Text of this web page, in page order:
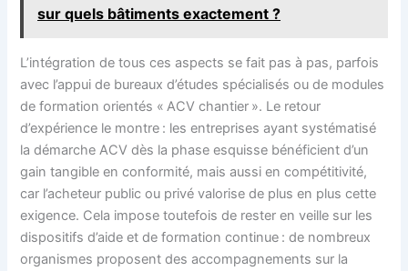
sur quels bâtiments exactement ?
L’intégration de tous ces aspects se fait pas à pas, parfois
avec l’appui de bureaux d’études spécialisés ou de modules
de formation orientés « ACV chantier ». Le retour
d’expérience le montre : les entreprises ayant systématisé
la démarche ACV dès la phase esquisse bénéficient d’un
gain tangible en conformité, mais aussi en compétitivité,
car l’acheteur public ou privé valorise de plus en plus cette
exigence. Cela impose toutefois de rester en veille sur les
dispositifs d’aide et de formation continue : de nombreux
organismes proposent des accompagnements sur la